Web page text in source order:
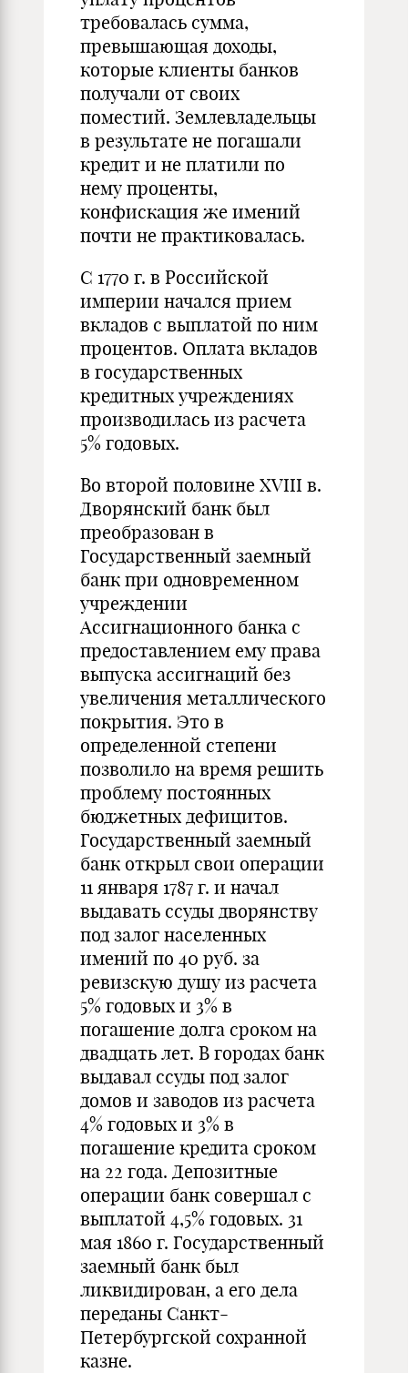
требовалась сумма,
превышающая доходы,
которые клиенты банков
получали от своих
поместий. Землевладельцы
в результате не погашали
кредит и не платили по
нему проценты,
конфискация же имений
почти не практиковалась.
С 1770 г. в Российской
империи начался прием
вкладов с выплатой по ним
процентов. Оплата вкладов
в государственных
кредитных учреждениях
производилась из расчета
5% годовых.
Во второй половине XVIII в.
Дворянский банк был
преобразован в
Государственный заемный
банк при одновременном
учреждении
Ассигнационного банка с
предоставлением ему права
выпуска ассигнаций без
увеличения металлического
покрытия. Это в
определенной степени
позволило на время решить
проблему постоянных
бюджетных дефицитов.
Государственный заемный
банк открыл свои операции
11 января 1787 г. и начал
выдавать ссуды дворянству
под залог населенных
имений по 40 руб. за
ревизскую душу из расчета
5% годовых и 3% в
погашение долга сроком на
двадцать лет. В городах банк
выдавал ссуды под залог
домов и заводов из расчета
4% годовых и 3% в
погашение кредита сроком
на 22 года. Депозитные
операции банк совершал с
выплатой 4,5% годовых. 31
мая 1860 г. Государственный
заемный банк был
ликвидирован, а его дела
переданы Санкт-
Петербургской сохранной
казне.